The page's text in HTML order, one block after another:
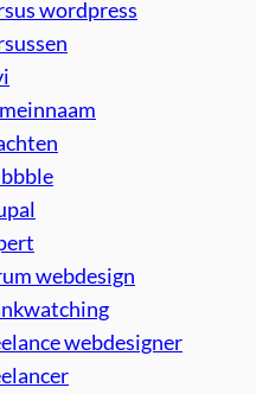
wordpress
webdesign
webdesigner